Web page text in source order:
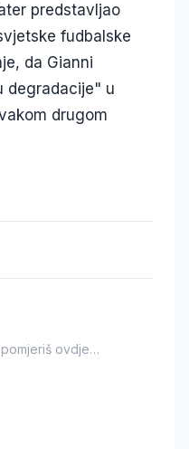
predstavljao
fudbalske
da Gianni
degradacije" u
drugom
ovdje…